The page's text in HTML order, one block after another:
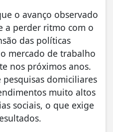
o avanço observado
a perder ritmo com o
das políticas
mercado de trabalho
nos próximos anos.
domiciliares
muito altos
sociais, o que exige